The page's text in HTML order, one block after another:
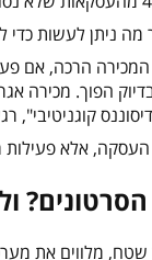
ניתן לעשות
הרכה, אם
הפוך. מכירה
אלא פעילות